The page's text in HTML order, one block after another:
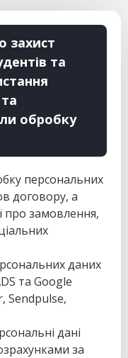
захист
та
обробку
персональних
договору, а
про замовлення,
даних
та Google
Sendpulse,
дані
за